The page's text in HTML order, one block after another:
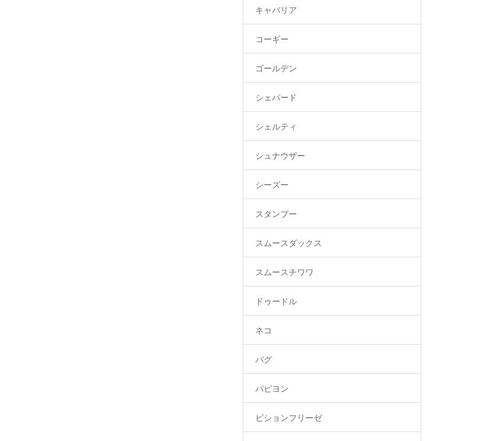
キャバリア
コーギー
ゴールデン
シェパード
シェルティ
シュナウザー
シーズー
スタンプー
スムースダックス
スムースチワワ
ドゥードル
ネコ
パグ
パピヨン
ビションフリーゼ